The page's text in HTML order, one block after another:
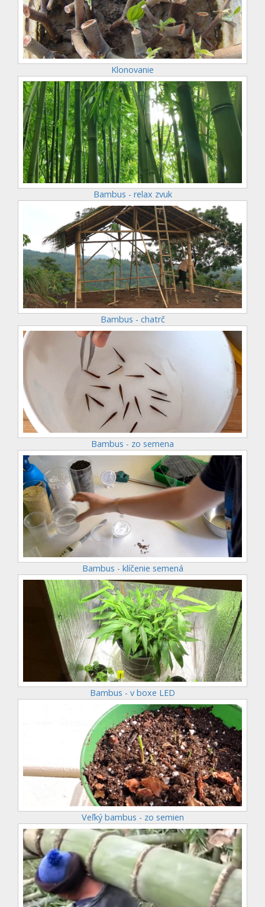
Klonovanie
Bambus - relax zvuk
Bambus - chatrč
Bambus - zo semena
Bambus - klíčenie semená
Bambus - v boxe LED
Veľký bambus - zo semien